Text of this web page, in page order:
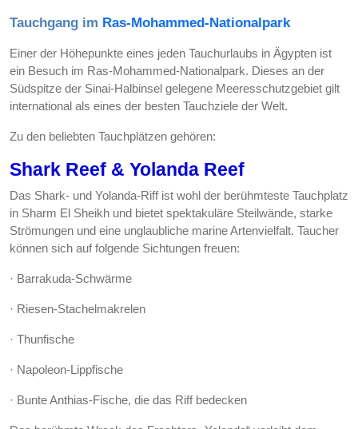
Tauchgang im Ras-Mohammed-Nationalpark
Einer der Höhepunkte eines jeden Tauchurlaubs in Ägypten ist
ein Besuch im Ras-Mohammed-Nationalpark. Dieses an der
Südspitze der Sinai-Halbinsel gelegene Meeresschutzgebiet gilt
international als eines der besten Tauchziele der Welt.
Zu den beliebten Tauchplätzen gehören:
Shark Reef & Yolanda Reef
Das Shark- und Yolanda-Riff ist wohl der berühmteste Tauchplatz
in Sharm El Sheikh und bietet spektakuläre Steilwände, starke
Strömungen und eine unglaubliche marine Artenvielfalt. Taucher
können sich auf folgende Sichtungen freuen:
· Barrakuda-Schwärme
· Riesen-Stachelmakrelen
· Thunfische
· Napoleon-Lippfische
· Bunte Anthias-Fische, die das Riff bedecken